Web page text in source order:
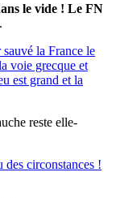
le vide ! Le FN
la France le
voie grecque et
est grand et la
reste elle-
des circonstances !